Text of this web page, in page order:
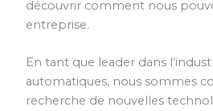
découvrir comment nous
entreprise.
En tant que leader dans
automatiques, nous sommes
recherche de nouvelles